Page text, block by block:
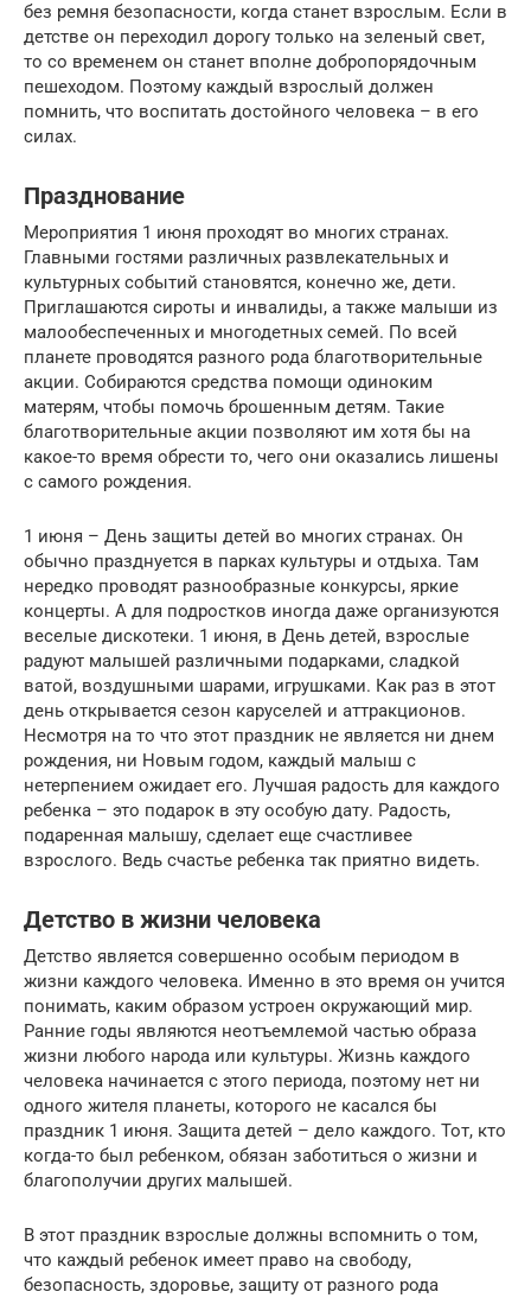
без ремня безопасности, когда станет взрослым. Если в
детстве он переходил дорогу только на зеленый свет,
то со временем он станет вполне добропорядочным
пешеходом. Поэтому каждый взрослый должен
помнить, что воспитать достойного человека – в его
силах.
Празднование
Мероприятия 1 июня проходят во многих странах.
Главными гостями различных развлекательных и
культурных событий становятся, конечно же, дети.
Приглашаются сироты и инвалиды, а также малыши из
малообеспеченных и многодетных семей. По всей
планете проводятся разного рода благотворительные
акции. Собираются средства помощи одиноким
матерям, чтобы помочь брошенным детям. Такие
благотворительные акции позволяют им хотя бы на
какое-то время обрести то, чего они оказались лишены
с самого рождения.
1 июня – День защиты детей во многих странах. Он
обычно празднуется в парках культуры и отдыха. Там
нередко проводят разнообразные конкурсы, яркие
концерты. А для подростков иногда даже организуются
веселые дискотеки. 1 июня, в День детей, взрослые
радуют малышей различными подарками, сладкой
ватой, воздушными шарами, игрушками. Как раз в этот
день открывается сезон каруселей и аттракционов.
Несмотря на то что этот праздник не является ни днем
рождения, ни Новым годом, каждый малыш с
нетерпением ожидает его. Лучшая радость для каждого
ребенка – это подарок в эту особую дату. Радость,
подаренная малышу, сделает еще счастливее
взрослого. Ведь счастье ребенка так приятно видеть.
Детство в жизни человека
Детство является совершенно особым периодом в
жизни каждого человека. Именно в это время он учится
понимать, каким образом устроен окружающий мир.
Ранние годы являются неотъемлемой частью образа
жизни любого народа или культуры. Жизнь каждого
человека начинается с этого периода, поэтому нет ни
одного жителя планеты, которого не касался бы
праздник 1 июня. Защита детей – дело каждого. Тот, кто
когда-то был ребенком, обязан заботиться о жизни и
благополучии других малышей.
В этот праздник взрослые должны вспомнить о том,
что каждый ребенок имеет право на свободу,
безопасность, здоровье, защиту от разного рода